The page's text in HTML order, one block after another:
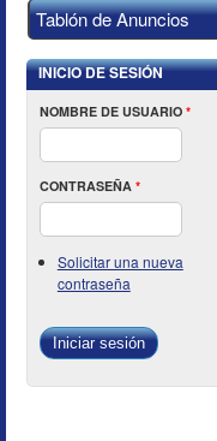
Tablón de Anuncios
INICIO DE SESIÓN
NOMBRE DE USUARIO *
CONTRASEÑA *
Solicitar una nueva
contraseña